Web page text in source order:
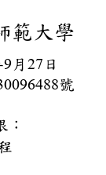
師範
9月 27
日
第號
或保
論壇